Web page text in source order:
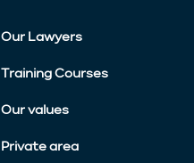
Our Lawyers
Training Courses
Our values
Private area